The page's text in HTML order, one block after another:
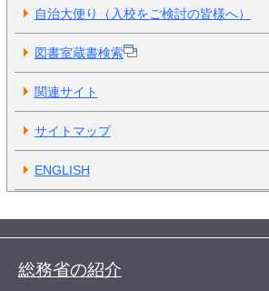
自治大便り（入校をご検討の皆様へ）
図書室蔵書検索
関連サイト
サイトマップ
ENGLISH
総務省の紹介